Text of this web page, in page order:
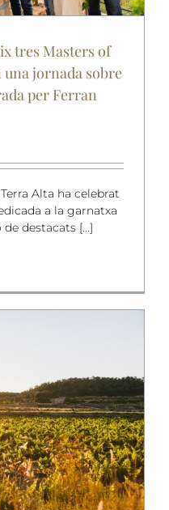
tres Masters of
jornada sobre
per Ferran
Alta ha celebrat
a la garnatxa
destacats [...]